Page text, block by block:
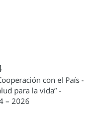
con el País -
para la vida” -
– 2026